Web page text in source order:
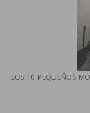
LOS 10 PEQUEÑOS